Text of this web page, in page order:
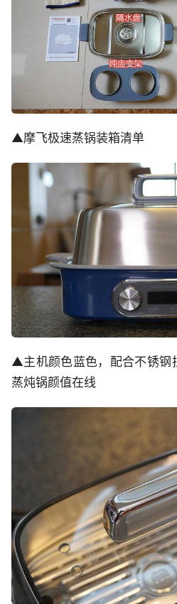
▲摩飞极速蒸锅装箱清单
▲主机颜色蓝色，配合不锈钢
蒸炖锅颜值在线